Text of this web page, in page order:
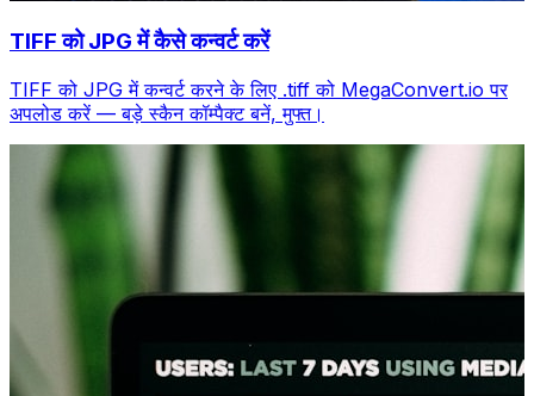
TIFF को JPG में कैसे कन्वर्ट करें
TIFF को JPG में कन्वर्ट करने के लिए .tiff को MegaConvert.io पर
अपलोड करें — बड़े स्कैन कॉम्पैक्ट बनें, मुफ्त।